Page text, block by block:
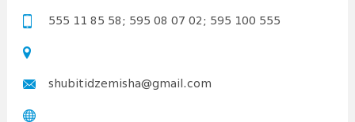
555 11 85 58; 595 08 07 02; 595 100 555
shubitidzemisha@gmail.com